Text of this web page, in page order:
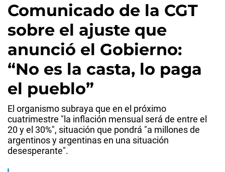
Comunicado de la CGT
sobre el ajuste que
anunció el Gobierno:
“No es la casta, lo paga
el pueblo”
El organismo subraya que en el próximo
cuatrimestre "la inflación mensual será de entre el
20 y el 30%", situación que pondrá "a millones de
argentinos y argentinas en una situación
desesperante".